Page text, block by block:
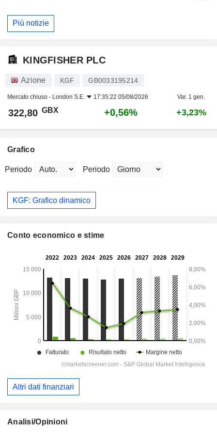
Più notizie
KINGFISHER PLC
Azione KGF GB0033195214
Mercato chiuso - London S.E. 17:35:22 05/08/2026 Var. 1 gen.
322,80 GBX +0,56% +3,23%
Grafico
Periodo Periodo
KGF: Grafico dinamico
Conto economico e stime
Altri dati finanziari
Analisi/Opinioni